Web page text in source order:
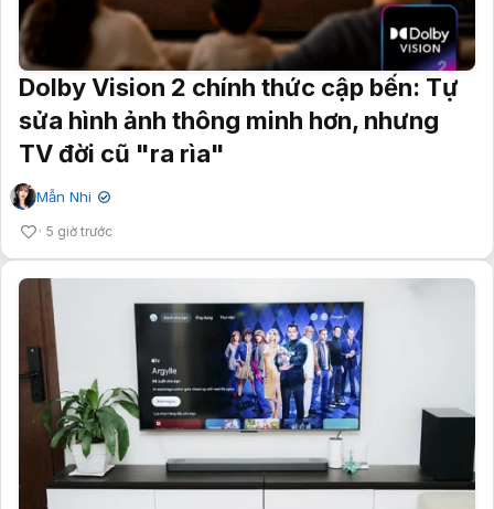
Dolby Vision 2 chính thức cập bến: Tự
sửa hình ảnh thông minh hơn, nhưng
TV đời cũ "ra rìa"
Mẫn Nhi ✔
5 giờ trước